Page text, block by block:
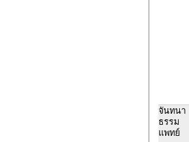
จันทนา
ธรรม
แพทย์